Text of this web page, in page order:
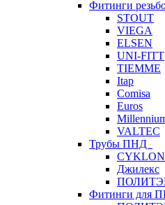
Фитинги
STOUT
VIEGA
ELSEN
UNI-FITT
TIEMME
Itap
Comisa
Euros
VALTEC
Трубы ПНД
CYKLON
Джилекс
Фитинги для